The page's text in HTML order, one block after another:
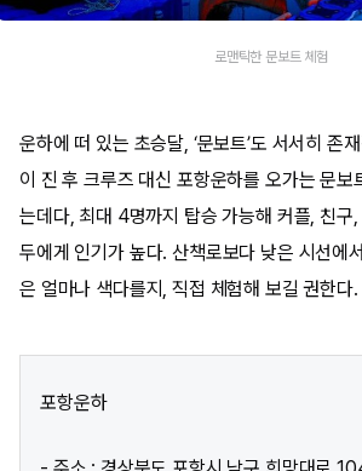
로맨틱한 문보트 체험
운하에 떠 있는 초승달, ‘문보트’도 서서히 존
이 진 후 크루즈 대신 포항운하를 오가는 문보
는데다, 최대 4명까지 탑승 가능해 커플, 친구
두에게 인기가 높다. 산책로보다 낮은 시선에
은 얼마나 색다를지, 직접 체험해 보길 권한다.
포항운하